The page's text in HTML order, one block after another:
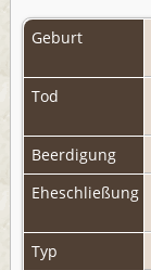
Geburt
Tod
Beerdigung
Eheschließung
Typ